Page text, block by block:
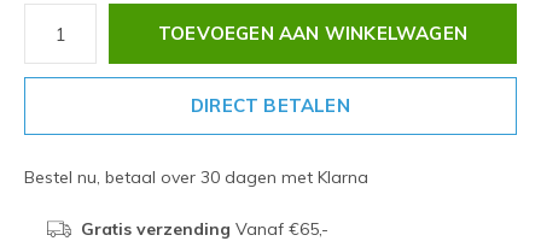
TOEVOEGEN AAN WINKELWAGEN
DIRECT BETALEN
Bestel nu, betaal over 30 dagen met Klarna
Gratis verzending Vanaf €65,-